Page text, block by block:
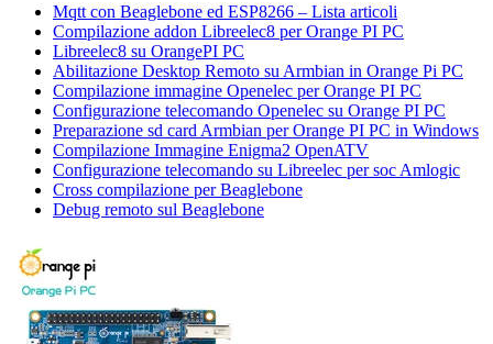
Mqtt con Beaglebone ed ESP8266 – Lista articoli
Compilazione addon Libreelec8 per Orange PI PC
Libreelec8 su OrangePI PC
Abilitazione Desktop Remoto su Armbian in Orange Pi PC
Compilazione immagine Openelec per Orange PI PC
Configurazione telecomando Openelec su Orange PI PC
Preparazione sd card Armbian per Orange PI PC in Windows
Compilazione Immagine Enigma2 OpenATV
Configurazione telecomando su Libreelec per soc Amlogic
Cross compilazione per Beaglebone
Debug remoto sul Beaglebone